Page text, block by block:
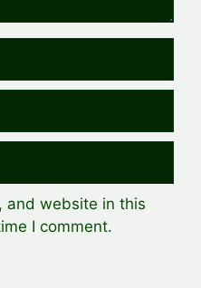
and website in this
I comment.